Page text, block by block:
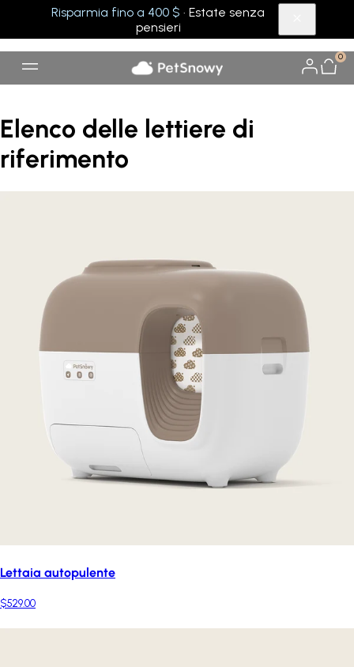
Risparmia fino a 400 $ · Estate senza
pensieri
0
Elenco delle lettiere di
riferimento
Lettaia autopulente
$529.00